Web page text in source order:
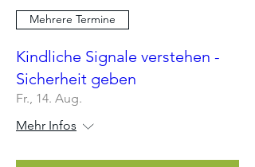
Mehrere Termine
Kindliche Signale verstehen -
Sicherheit geben
Fr., 14. Aug.
Mehr Infos